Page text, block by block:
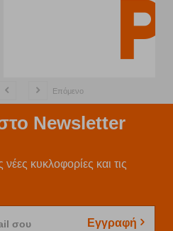
Επόμενο
Newsletter
κυκλοφορίες και τις
σου Εγγραφή